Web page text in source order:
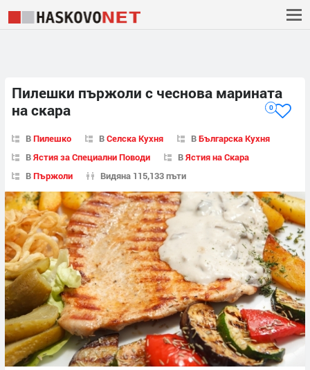
Пилешки пържоли с чеснова марината
на скара
0
ВПилешко ВСелска Кухня ВБългарска Кухня
ВЯстия за Специални Поводи ВЯстия на Скара
ВПържоли Видяна 115,133 пъти